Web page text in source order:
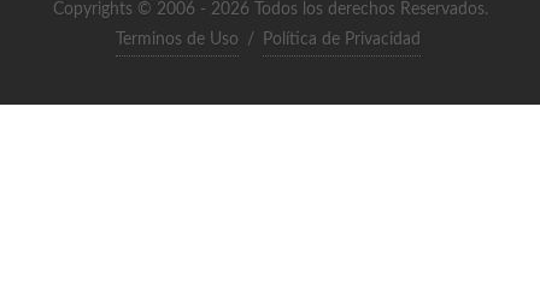
Copyrights © 2006 - 2026 Todos los derechos Reservados.
Terminos de Uso
/ Política de Privacidad